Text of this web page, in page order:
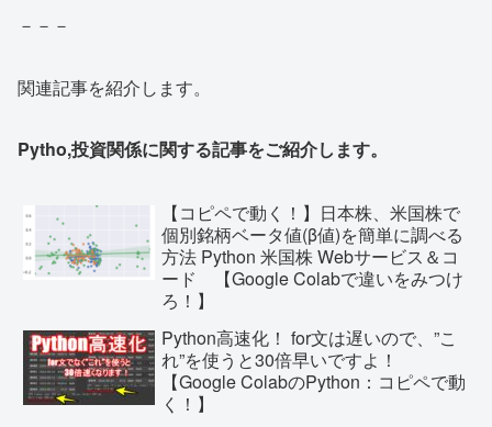
－－－
関連記事を紹介します。
Pytho,投資関係に関する記事をご紹介します。
【コピペで動く！】日本株、米国株で
個別銘柄ベータ値(β値)を簡単に調べる
方法 Python 米国株 Webサービス＆コ
ード 【Google Colabで違いをみつけ
ろ！】
Python高速化！ for文は遅いので、”こ
れ”を使うと30倍早いですよ！
【Google ColabのPython：コピペで動
く！】